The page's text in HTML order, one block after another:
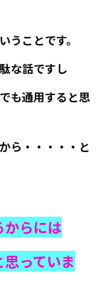
うことです。
な話ですし
も通用すると思
ら・・・・・と
からには
思っていま